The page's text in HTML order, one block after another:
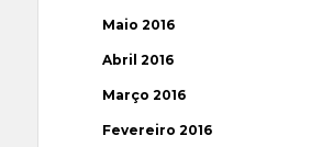
Maio 2016
Abril 2016
Março 2016
Fevereiro 2016